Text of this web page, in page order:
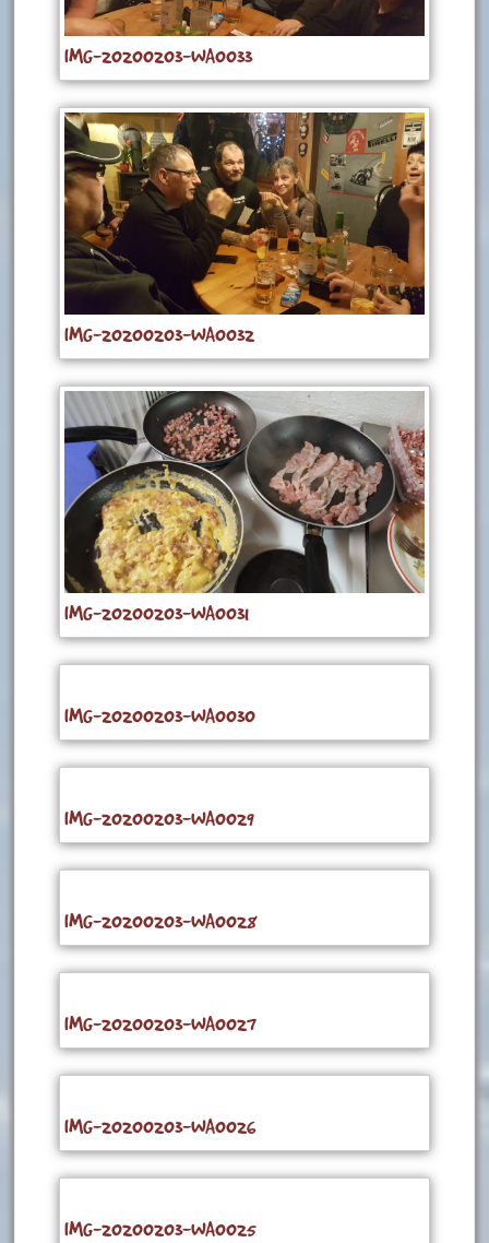
IMG-20200203-WA0033
IMG-20200203-WA0032
IMG-20200203-WA0031
IMG-20200203-WA0030
IMG-20200203-WA0029
IMG-20200203-WA0028
IMG-20200203-WA0027
IMG-20200203-WA0026
IMG-20200203-WA0025